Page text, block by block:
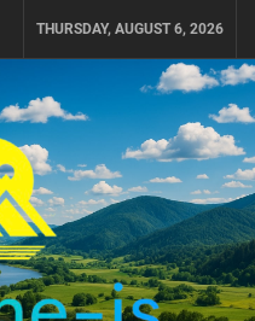
THURSDAY, AUGUST 6, 2026